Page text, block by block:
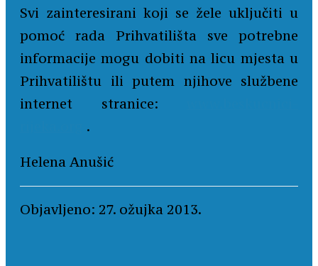
Svi zainteresirani koji se žele uključiti u
pomoć rada Prihvatilišta sve potrebne
informacije mogu dobiti na licu mjesta u
Prihvatilištu ili putem njihove službene
internet stranice:
.
Helena Anušić
Objavljeno: 27. ožujka 2013.